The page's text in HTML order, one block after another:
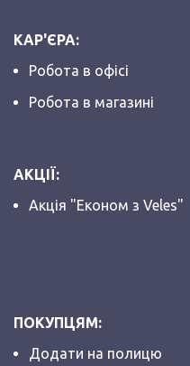
КАР'ЄРА:
Робота в офісі
Робота в магазині
АКЦІЇ:
Акція "Економ з Veles"
ПОКУПЦЯМ:
Додати на полицю